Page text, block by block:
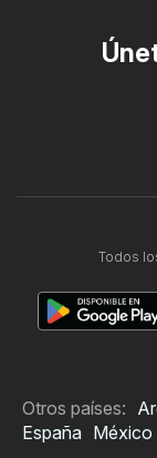
Todos
Otros países:
España México